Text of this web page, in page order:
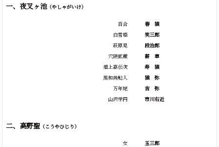
一、夜叉ヶ池（やしゃがいけ）
百合
白雪姫
萩原晃
穴隈鉱蔵
畑上嘉伝次
黒和尚鯰入
万年姥
山沢学円
春
猿
笑三郎
段治郎
薪
車
寿
猿
猿
弥
吉
弥
市川右近
二、高野聖（こうやひじり）
女
玉三郎